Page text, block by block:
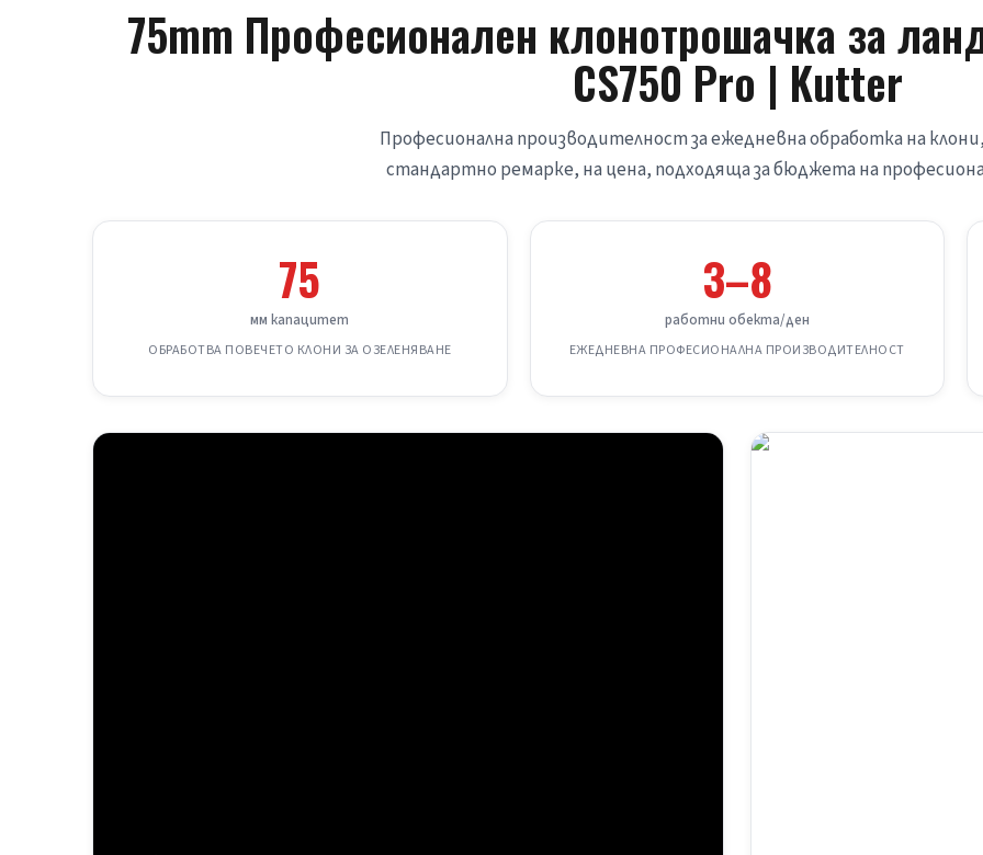
75mm Професионален клонотрошачка за
CS750 Pro | Kutter
Професионална производителност за ежедневна обработка на
стандартно ремарке, на цена, подходяща за бюджета на
75
мм капацитет
ОБРАБОТВА ПОВЕЧЕТО КЛОНИ ЗА ОЗЕЛЕНЯВАНЕ
3–8
работни обекта/ден
ЕЖЕДНЕВНА ПРОФЕСИОНАЛНА ПРОИЗВОДИТЕЛНОСТ